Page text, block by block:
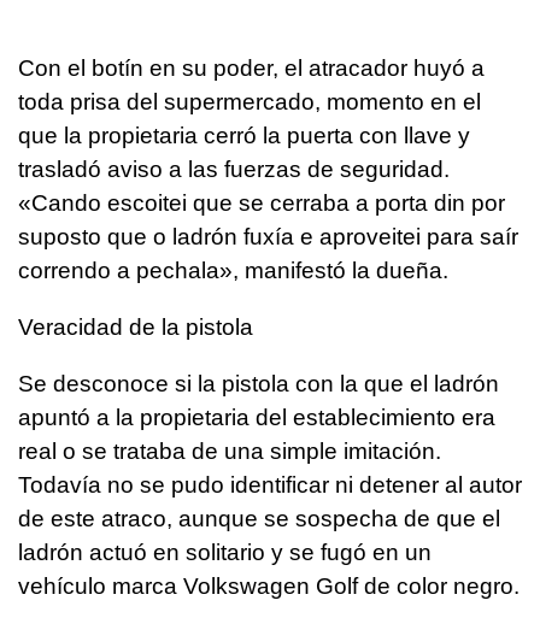
Con el botín en su poder, el atracador huyó a
toda prisa del supermercado, momento en el
que la propietaria cerró la puerta con llave y
trasladó aviso a las fuerzas de seguridad.
«Cando escoitei que se cerraba a porta din por
suposto que o ladrón fuxía e aproveitei para saír
correndo a pechala», manifestó la dueña.
Veracidad de la pistola
Se desconoce si la pistola con la que el ladrón
apuntó a la propietaria del establecimiento era
real o se trataba de una simple imitación.
Todavía no se pudo identificar ni detener al autor
de este atraco, aunque se sospecha de que el
ladrón actuó en solitario y se fugó en un
vehículo marca Volkswagen Golf de color negro.